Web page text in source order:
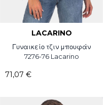
LACARINO
Γυναικείο τζιν μπουφάν
7276-76 Lacarino
71,07 €